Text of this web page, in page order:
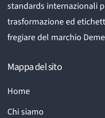
standards internazionali
trasformazione ed
fregiare del marchio
Mappa del sito
Home
Chi siamo